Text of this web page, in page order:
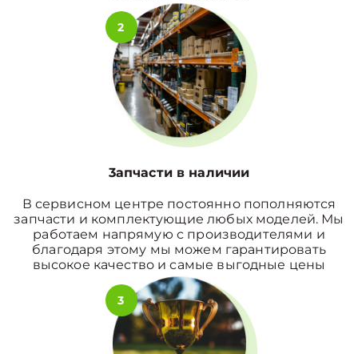
2
3апчасти в наличии
В сервисном центре постоянно пополняются
запчасти и комплектующие любых моделей. Мы
работаем напрямую с производителями и
благодаря этому мы можем гарантировать
высокое качество и самые выгодные цены
3